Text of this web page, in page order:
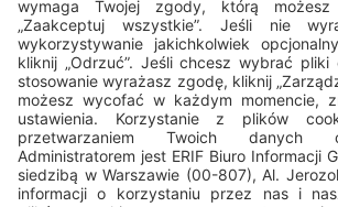
Pn - Pt: 8.00 - 16.00
bok@erif.pl